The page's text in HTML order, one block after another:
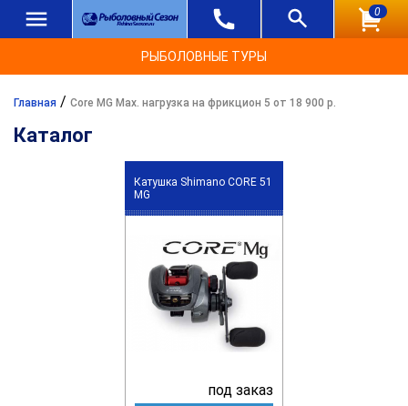
0
РЫБОЛОВНЫЕ ТУРЫ
Главная / Core MG Max. нагрузка на фрикцион 5 от 18 900 р.
Каталог
Катушка Shimano CORE 51
MG
под заказ